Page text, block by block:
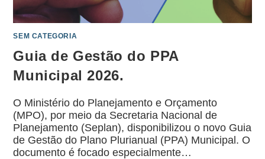
SEM CATEGORIA
Guia de Gestão do PPA
Municipal 2026.
O Ministério do Planejamento e Orçamento
(MPO), por meio da Secretaria Nacional de
Planejamento (Seplan), disponibilizou o novo Guia
de Gestão do Plano Plurianual (PPA) Municipal. O
documento é focado especialmente…